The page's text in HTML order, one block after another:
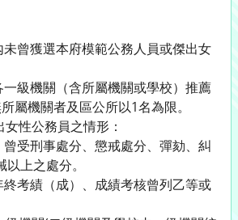
曾獲選本府模範公務人員或傑出女
級機關（含所屬機關或學校）推薦
屬機關者及區公所以1名為限。
性公務員之情形：
受刑事處分、懲戒處分、彈劾、糾
上之處分。
考績（成）、成績考核曾列乙等或